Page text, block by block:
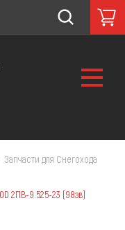
Запчасти для Снегохода
2ПВ-9.525-23 (98зв)